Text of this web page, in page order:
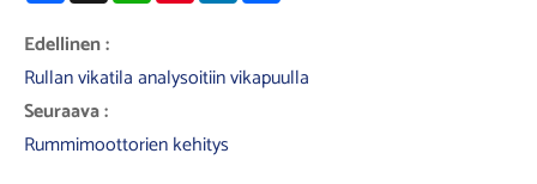
Edellinen :
Rullan vikatila analysoitiin vikapuulla
Seuraava :
Rummimoottorien kehitys